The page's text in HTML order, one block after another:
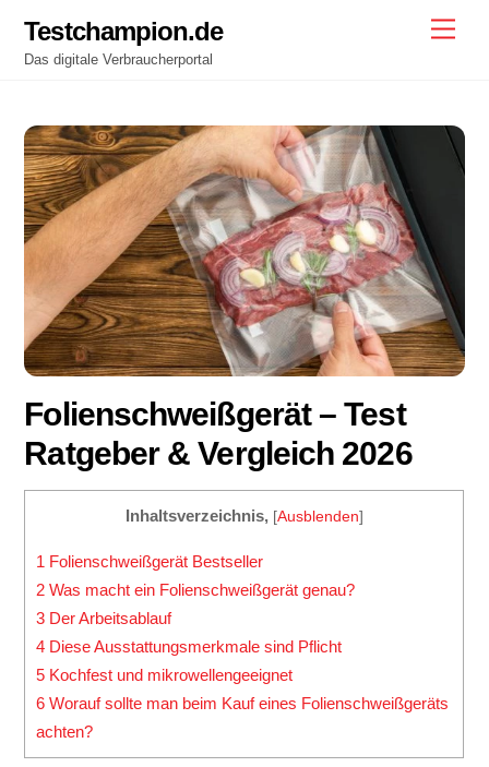
content
Testchampion.de
Das digitale Verbraucherportal
Folienschweißgerät – Test
Ratgeber & Vergleich 2026
Inhaltsverzeichnis, [Ausblenden]
1 Folienschweißgerät Bestseller
2 Was macht ein Folienschweißgerät genau?
3 Der Arbeitsablauf
4 Diese Ausstattungsmerkmale sind Pflicht
5 Kochfest und mikrowellengeeignet
6 Worauf sollte man beim Kauf eines Folienschweißgeräts
achten?